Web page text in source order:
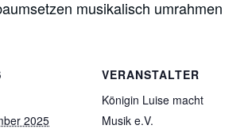
musikalisch umrahmen
2025
VERANSTALTER
Königin Luise macht
Musik e.V.